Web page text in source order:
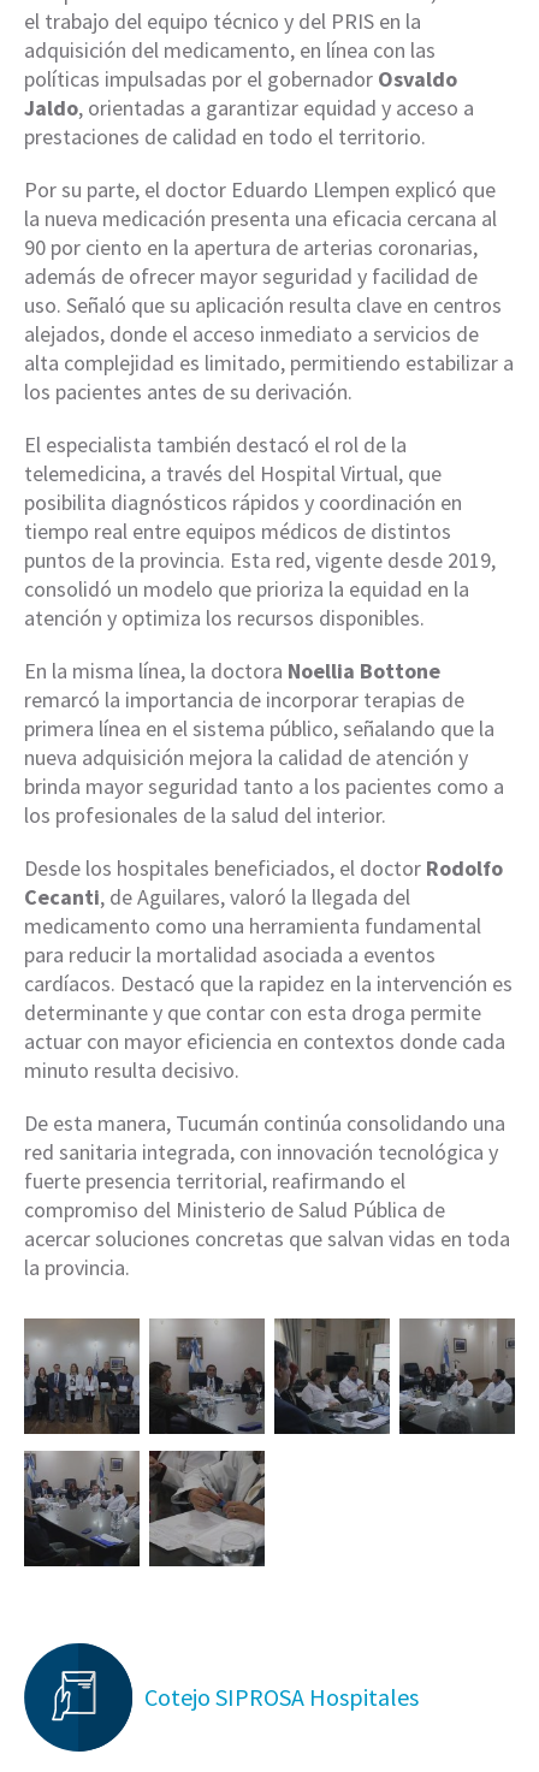
el trabajo del equipo técnico y del PRIS en la
adquisición del medicamento, en línea con las
políticas impulsadas por el gobernador Osvaldo
Jaldo, orientadas a garantizar equidad y acceso a
prestaciones de calidad en todo el territorio.
Por su parte, el doctor Eduardo Llempen explicó que
la nueva medicación presenta una eficacia cercana al
90 por ciento en la apertura de arterias coronarias,
además de ofrecer mayor seguridad y facilidad de
uso. Señaló que su aplicación resulta clave en centros
alejados, donde el acceso inmediato a servicios de
alta complejidad es limitado, permitiendo estabilizar a
los pacientes antes de su derivación.
El especialista también destacó el rol de la
telemedicina, a través del Hospital Virtual, que
posibilita diagnósticos rápidos y coordinación en
tiempo real entre equipos médicos de distintos
puntos de la provincia. Esta red, vigente desde 2019,
consolidó un modelo que prioriza la equidad en la
atención y optimiza los recursos disponibles.
En la misma línea, la doctora Noellia Bottone
remarcó la importancia de incorporar terapias de
primera línea en el sistema público, señalando que la
nueva adquisición mejora la calidad de atención y
brinda mayor seguridad tanto a los pacientes como a
los profesionales de la salud del interior.
Desde los hospitales beneficiados, el doctor Rodolfo
Cecanti, de Aguilares, valoró la llegada del
medicamento como una herramienta fundamental
para reducir la mortalidad asociada a eventos
cardíacos. Destacó que la rapidez en la intervención es
determinante y que contar con esta droga permite
actuar con mayor eficiencia en contextos donde cada
minuto resulta decisivo.
De esta manera, Tucumán continúa consolidando una
red sanitaria integrada, con innovación tecnológica y
fuerte presencia territorial, reafirmando el
compromiso del Ministerio de Salud Pública de
acercar soluciones concretas que salvan vidas en toda
la provincia.
Cotejo SIPROSA Hospitales